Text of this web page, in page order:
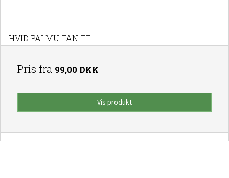
HVID PAI MU TAN TE
Pris fra 99,00 DKK
Vis produkt